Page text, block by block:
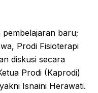
baru;
Prodi Fisioterapi
diskusi secara
Prodi (Kaprodi)
Isnaini Herawati.